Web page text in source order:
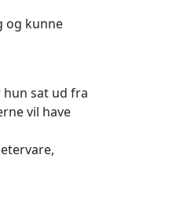
og kunne
sat ud fra
vil have